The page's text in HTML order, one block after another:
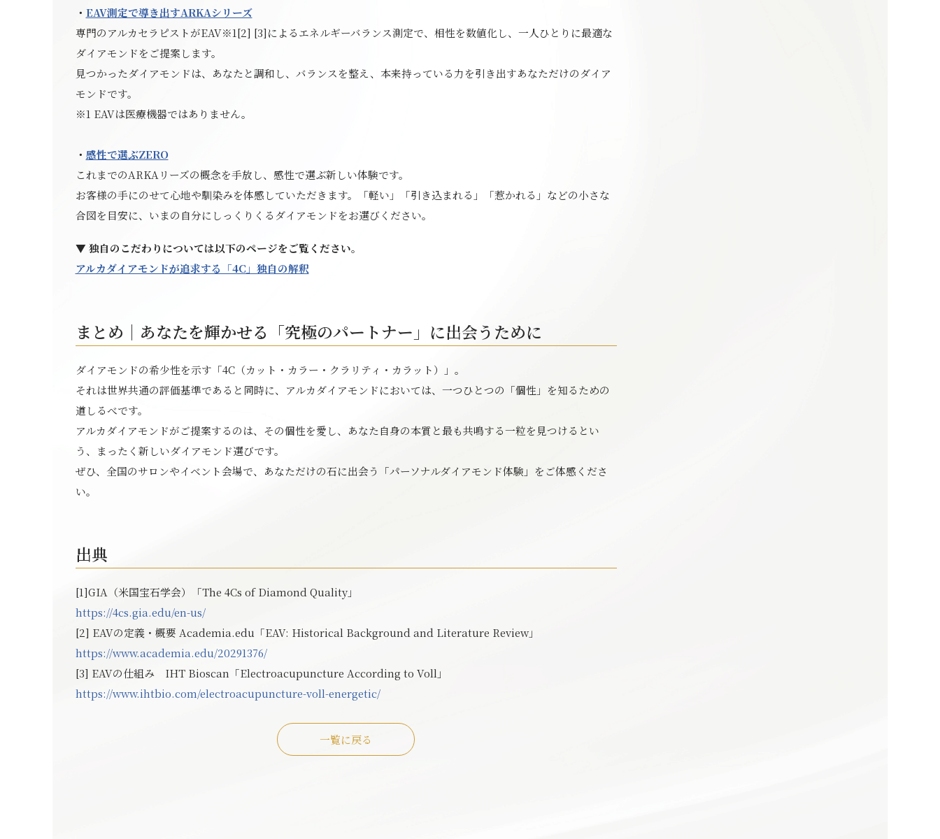
・ EAV測定で導き出すARKAシリーズ
専門のアルカセラピストがEAV※1[2] [3]によるエネルギーバランス測定で、相性を数値化し、一人ひとりに最適な
ダイアモンドをご提案します。
見つかったダイアモンドは、あなたと調和し、バランスを整え、本来持っている力を引き出すあなただけのダイア
モンドです。
※1 EAVは医療機器ではありません。
・ 感性で選ぶZERO
これまでのARKAリーズの概念を手放し、感性で選ぶ新しい体験です。
お客様の手にのせて心地や馴染みを体感していただきます。「軽い」「引き込まれる」「惹かれる」などの小さな
合図を目安に、いまの自分にしっくりくるダイアモンドをお選びください。
▼ 独自のこだわりについては以下のページをご覧ください。
アルカダイアモンドが追求する「4C」独自の解釈
まとめ｜あなたを輝かせる「究極のパートナー」に出会うために
ダイアモンドの希少性を示す「4C（カット・カラー・クラリティ・カラット）」。
それは世界共通の評価基準であると同時に、アルカダイアモンドにおいては、一つひとつの「個性」を知るための
道しるべです。
アルカダイアモンドがご提案するのは、その個性を愛し、あなた自身の本質と最も共鳴する一粒を見つけるとい
う、まったく新しいダイアモンド選びです。
ぜひ、全国のサロンやイベント会場で、あなただけの石に出会う「パーソナルダイアモンド体験」をご体感くださ
い。
出典
[1]GIA（米国宝石学会）「The 4Cs of Diamond Quality」
https://4cs.gia.edu/en-us/
[2] EAVの定義・概要 Academia.edu「EAV: Historical Background and Literature Review」
https://www.academia.edu/20291376/
[3] EAVの仕組み IHT Bioscan「Electroacupuncture According to Voll」
https://www.ihtbio.com/electroacupuncture-voll-energetic/
一覧に戻る